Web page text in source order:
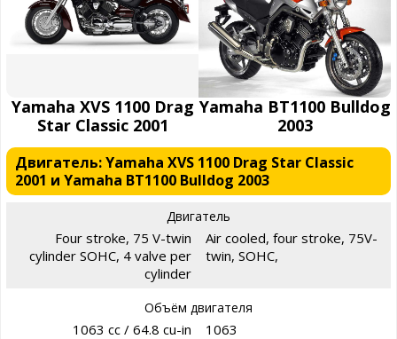
Yamaha XVS 1100 Drag
Star Classic 2001
Yamaha BT1100 Bulldog
2003
Двигатель: Yamaha XVS 1100 Drag Star Classic
2001 и Yamaha BT1100 Bulldog 2003
Двигатель
Four stroke, 75 V-twin
cylinder SOHC, 4 valve per
cylinder
Air cooled, four stroke, 75V-
twin, SOHC,
Объём двигателя
1063 cc / 64.8 cu-in 1063